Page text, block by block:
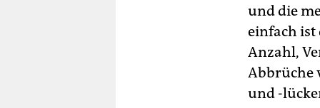
und die
einfach ist
Anzahl,
Abbrüche
und -